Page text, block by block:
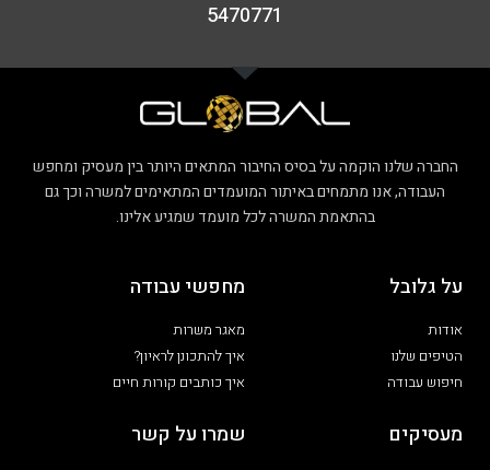
5470771
החברה שלנו הוקמה על בסיס החיבור המתאים היותר בין מעסיק ומחפש
העבודה, אנו מתמחים באיתור המועמדים המתאימים למשרה וכך גם
בהתאמת המשרה לכל מועמד שמגיע אלינו.
על גלובל
אודות
הטיפים שלנו
חיפוש עבודה
מחפשי עבודה
מאגר משרות
איך להתכונן לראיון?
איך כותבים קורות חיים
מעסיקים שמרו על קשר